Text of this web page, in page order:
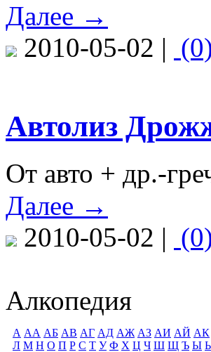
Далее →
2010-05-02 |
Автолиз
От авто + др.-
Далее →
2010-05-02 |
Алкопедия
А АА АБ АВ АГ АД АЖ АЗ АИ АЙ АК
Л М Н О П Р С Т У Ф Х Ц Ч Ш Щ Ъ Ы Ь